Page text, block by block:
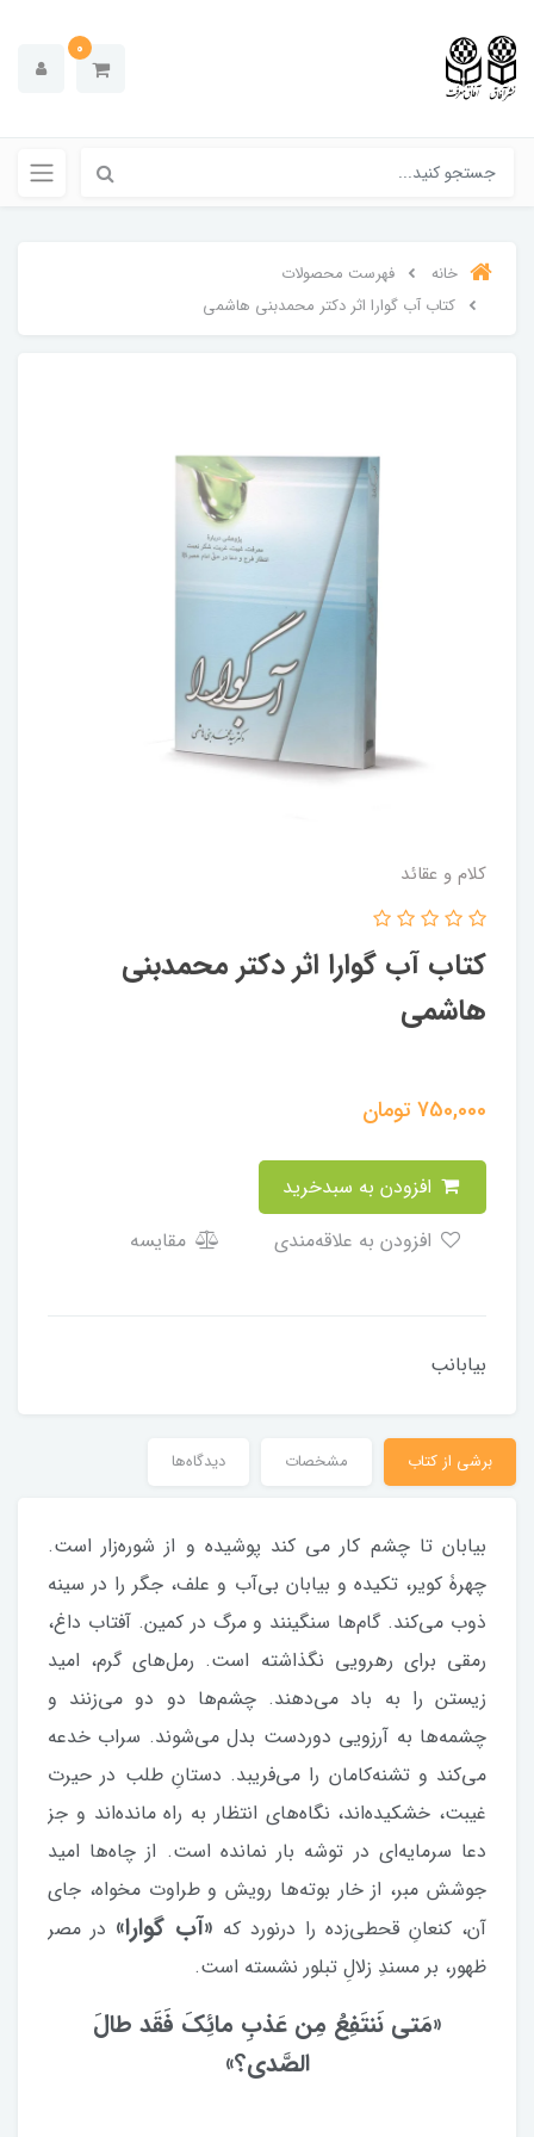
0
خانه
فهرست محصولات
کتاب آب گوارا اثر دکتر محمدبنی هاشمی
کلام و عقائد
کتاب آب گوارا اثر دکتر محمدبنی
هاشمی
750,000تومان
مقایسه
بیابانب
برشی از کتاب مشخصات دیدگاه‌ها
بیابان تا چشم کار می کند پوشیده و از شوره‌زار است.
چهرۀ کویر، تکیده و بیابان بی‌آب و علف، جگر را در سینه
ذوب می‌کند. گام‌ها سنگینند و مرگ در کمین. آفتاب داغ،
رمقی برای رهرویی نگذاشته است. رمل‌های گرم، امید
زیستن را به باد می‌دهند. چشم‌ها دو دو می‌زنند و
چشمه‌ها به آرزویی دوردست بدل می‌شوند. سراب خدعه
می‌کند و تشنه‌کامان را می‌فریبد. دستانِ طلب در حیرت
غیبت، خشکیده‌اند، نگاه‌های انتظار به راه مانده‌اند و جز
دعا سرمایه‌ای در توشه بار نمانده است. از چاه‌ها امید
جوشش مبر، از خار بوته‌ها رویش و طراوت مخواه، جای
آن، کنعانِ قحطی‌زده را درنورد که «آب گوارا» در مصر
ظهور، بر مسندِ زلالِ تبلور نشسته است.
«مَتی نَنتَفِعُ مِن عَذبِ مائِکَ فَقَد طالَ
الصَّدی؟»